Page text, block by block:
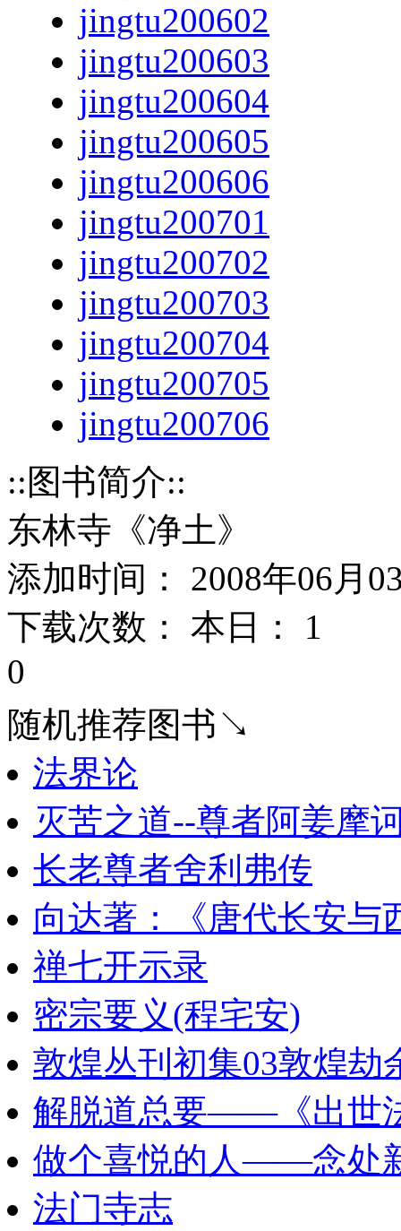
jingtu200602
jingtu200603
jingtu200604
jingtu200605
jingtu200606
jingtu200701
jingtu200702
jingtu200703
jingtu200704
jingtu200705
jingtu200706
::图书简介::
东林寺《净土》
添加时间： 2008年06月
下载次数： 本日： 1
0
随机推荐图书↘
法界论
灭苦之道--尊者阿姜摩
长老尊者舍利弗传
向达著：《唐代长安与
禅七开示录
密宗要义(程宅安)
敦煌丛刊初集03敦煌劫
解脱道总要——《出世
做个喜悦的人——念处
法门寺志